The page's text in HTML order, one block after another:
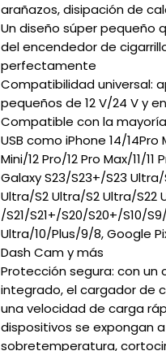
arañazos, disipación de
Un diseño súper pequeño
del encendedor de
perfectamente
Compatibilidad universal:
pequeños de 12 V/24 V y
Compatible con la
USB como iPhone 14/14Pro
Mini/12 Pro/12 Pro Max/11/
Galaxy S23/S23+/S23
Ultra/S2 Ultra/S2 Ultra/S22
/S21/S21+/S20/S20+/S10/
Ultra/10/Plus/9/8, Google
Dash Cam y más
Protección segura: con
integrado, el cargador de
una velocidad de carga
dispositivos se expongan
sobretemperatura,